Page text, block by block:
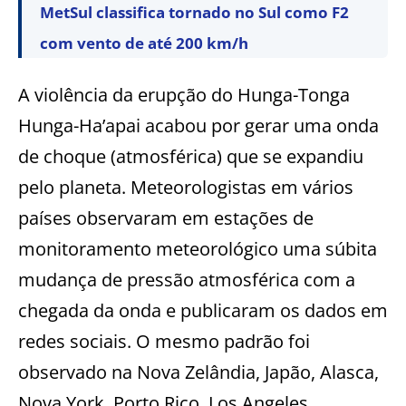
MetSul classifica tornado no Sul como F2
com vento de até 200 km/h
A violência da erupção do Hunga-Tonga
Hunga-Ha’apai acabou por gerar uma onda
de choque (atmosférica) que se expandiu
pelo planeta. Meteorologistas em vários
países observaram em estações de
monitoramento meteorológico uma súbita
mudança de pressão atmosférica com a
chegada da onda e publicaram os dados em
redes sociais. O mesmo padrão foi
observado na Nova Zelândia, Japão, Alasca,